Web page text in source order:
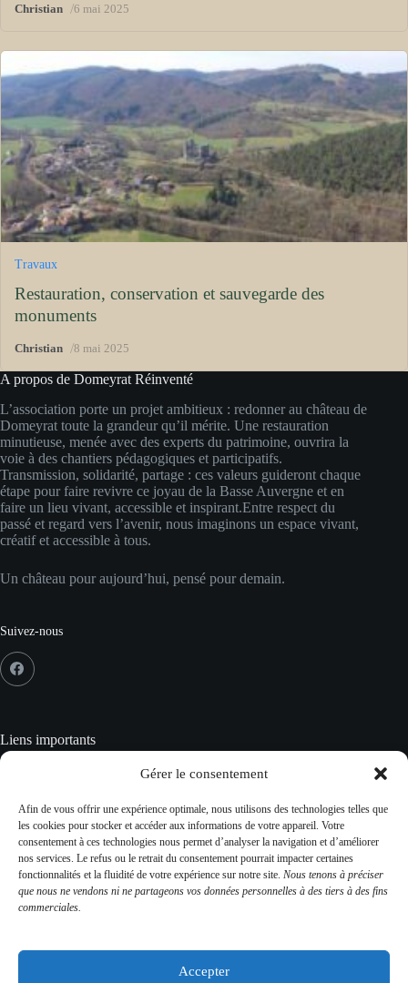
Gérer le consentement
Afin de vous offrir une expérience optimale, nous utilisons des technologies telles que
les cookies pour stocker et accéder aux informations de votre appareil. Votre
consentement à ces technologies nous permet d’analyser la navigation et d’améliorer
nos services. Le refus ou le retrait du consentement pourrait impacter certaines
fonctionnalités et la fluidité de votre expérience sur notre site. Nous tenons à préciser
que nous ne vendons ni ne partageons vos données personnelles à des tiers à des fins
commerciales.
Accepter
Christian /6 mai 2025
Travaux
Restauration, conservation et sauvegarde des
monuments
Christian /8 mai 2025
A propos de Domeyrat Réinventé
L’association porte un projet ambitieux : redonner au château de
Domeyrat toute la grandeur qu’il mérite. Une restauration
minutieuse, menée avec des experts du patrimoine, ouvrira la
voie à des chantiers pédagogiques et participatifs.
Transmission, solidarité, partage : ces valeurs guideront chaque
étape pour faire revivre ce joyau de la Basse Auvergne et en
faire un lieu vivant, accessible et inspirant.Entre respect du
passé et regard vers l’avenir, nous imaginons un espace vivant,
créatif et accessible à tous.
Un château pour aujourd’hui, pensé pour demain.
Suivez-nous
Liens importants
Données personnelles
Gestion des cookies
Plan du site
CGV
Contact Info
481 rue du château 43230 Domeyrat